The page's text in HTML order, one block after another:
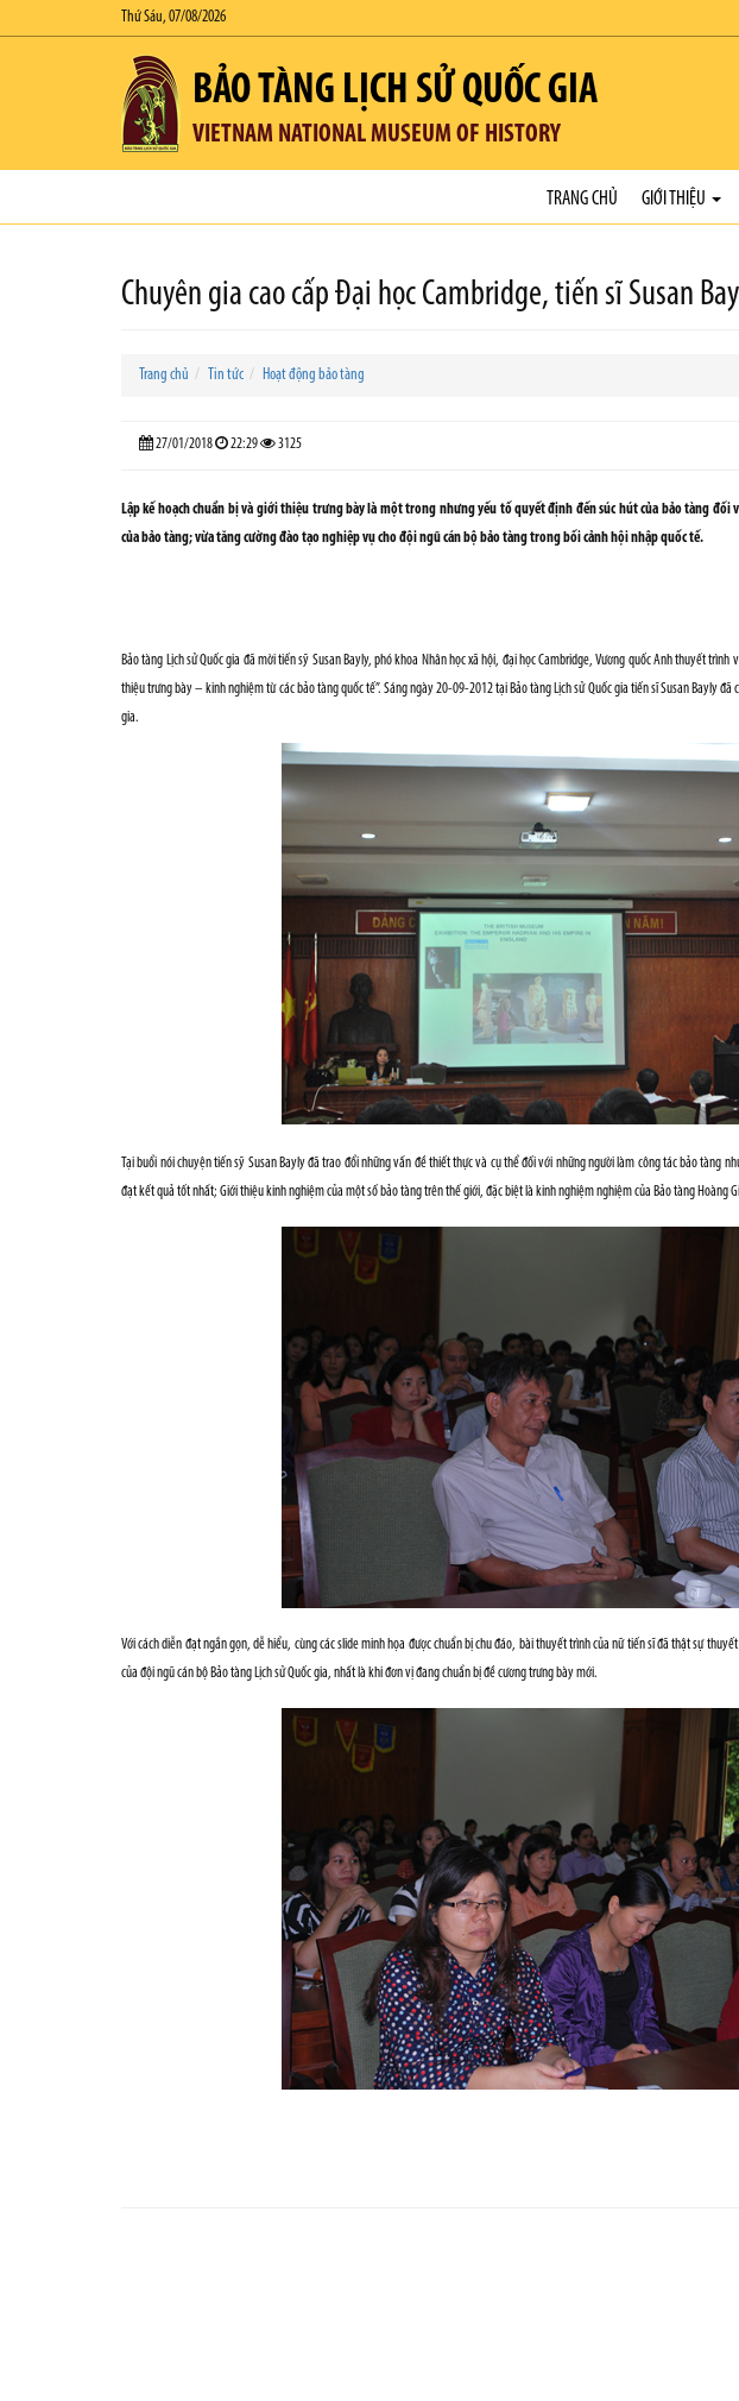
Thứ Sáu, 07/08/2026
BẢO TÀNG LỊCH SỬ QUỐC GIA
VIETNAM NATIONAL MUSEUM OF HISTORY
TRANG CHỦ GIỚI THIỆU
Chuyên gia cao cấp Đại học Cambridge, tiến sĩ Susan
Trang chủ Tin tức Hoạt động bảo tàng
27/01/2018 22:29 3125
Lập kế hoạch chuẩn bị và giới thiệu trưng bày là một trong nhưng yếu tố quyết định đến súc hút của bảo tàng đối
của bảo tàng; vừa tăng cường đào tạo nghiệp vụ cho đội ngũ cán bộ bảo tàng trong bối cảnh hội nhập quốc tế.
Bảo tàng Lịch sử Quốc gia đã mời tiến sỹ Susan Bayly, phó khoa Nhân học xã hội, đại học Cambridge, Vương quốc Anh thuyết
thiệu trưng bày – kinh nghiệm từ các bảo tàng quốc tế”. Sáng ngày 20-09-2012 tại Bảo tàng Lịch sử Quốc gia tiến sĩ Susan Bayly đã
gia.
Tại buổi nói chuyện tiến sỹ Susan Bayly đã trao đổi những vấn đề thiết thực và cụ thể đối với những người làm công tác bảo tàng
đạt kết quả tốt nhất; Giới thiệu kinh nghiệm của một số bảo tàng trên thế giới, đặc biệt là kinh nghiệm nghiệm của Bảo tàng Hoàng
Với cách diễn đạt ngắn gọn, dễ hiểu, cùng các slide minh họa được chuẩn bị chu đáo, bài thuyết trình của nữ tiến sĩ đã thật sự
của đội ngũ cán bộ Bảo tàng Lịch sử Quốc gia, nhất là khi đơn vị đang chuẩn bị đề cương trưng bày mới.